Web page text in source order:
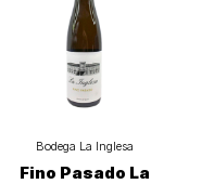
Bodega La Inglesa
Fino Pasado La